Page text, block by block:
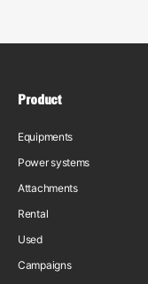
Product
Equipments
Power systems
Attachments
Rental
Used
Campaigns